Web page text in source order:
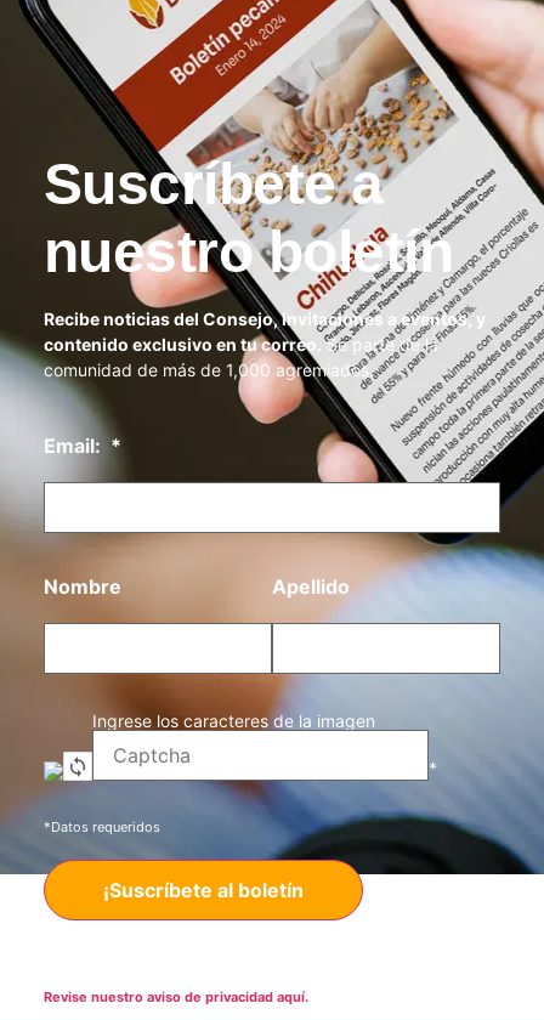
Suscríbete a
nuestro boletín
Recibe noticias del Consejo, invitaciones a eventos, y
contenido exclusivo en tu correo.Se parte de la
comunidad de más de 1,000 agremiados.
Email: *
Nombre Apellido
Ingrese los caracteres de la imagen
*
*Datos requeridos
Revise nuestro aviso de privacidad aquí.